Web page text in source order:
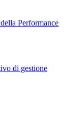
Performance
di gestione